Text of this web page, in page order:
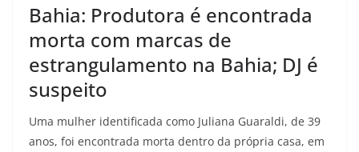
Bahia: Produtora é encontrada
morta com marcas de
estrangulamento na Bahia; DJ é
suspeito
Uma mulher identificada como Juliana Guaraldi, de 39
anos, foi encontrada morta dentro da própria casa, em